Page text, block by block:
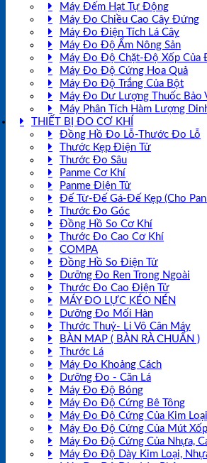
Máy Đếm Hạt Tự Động
Máy Đo Chiều Cao Cây Đứng
Máy Đo Điện Tích Lá Cây
Máy Đo Độ Ẩm Nông Sản
Máy Đo Độ Chặt-Độ Xốp Của
Máy Đo Độ Cứng Hoa Quả
Máy Đo Độ Trắng Của Bột
Máy Đo Dư Lượng Thuốc Bảo
Máy Phân Tích Hàm Lượng
THIẾT BỊ ĐO CƠ KHÍ
Đồng Hồ Đo Lỗ-Thước Đo Lỗ
Thước Kẹp Điện Tử
Thước Đo Sâu
Panme Cơ Khí
Panme Điện Tử
Đế Từ-Đế Gá-Đế Kẹp (Cho
Thước Đo Góc
Đồng Hồ So Cơ Khí
Thước Đo Cao Cơ Khí
COMPA
Đồng Hồ So Điện Tử
Dưỡng Đo Ren Trong Ngoài
Thước Đo Cao Điện Tử
MÁY ĐO LỰC KÉO NÉN
Dưỡng Đo Mối Hàn
Thước Thuỷ- Li Vô Cân Máy
BÀN MAP ( BÀN RÀ CHUẨN )
Thước Lá
Máy Đo Khoảng Cách
Dưỡng Đo - Căn Lá
Máy Đo Độ Bóng
Máy Đo Độ Cứng Bê Tông
Máy Đo Độ Cứng Của Kim Loại
Máy Đo Độ Cứng Của Mút Xốp
Máy Đo Độ Cứng Của Nhựa,
Máy Đo Độ Dày Kim Loại,